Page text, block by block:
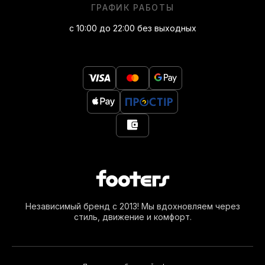
Sambarose у нас
заказа. Мы стремимся обеспечивать быстрый отклик и
поддержку — поможем подобрать размер и дадим
профессиональную консультацию. Наш каталог
предлагает выбор моделей для любого вкуса и регулярно
пополняется актуальными новинками. Доставка
осуществляется по всей стране с возможностью
примерки и отказа при получении. Разнообразие
Независимый бренд с 2013! Мы вдохновляем через
стиль, движение и комфорт.
ГРАФИК РАБОТЫ
с 10:00 до 22:00 без выходных